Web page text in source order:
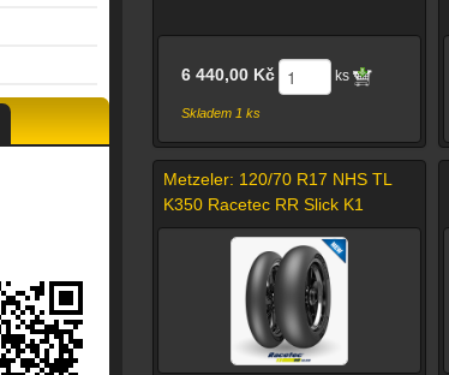
6 440,00 Kč ks
Skladem 1 ks
Metzeler: 120/70 R17 NHS TL
K350 Racetec RR Slick K1